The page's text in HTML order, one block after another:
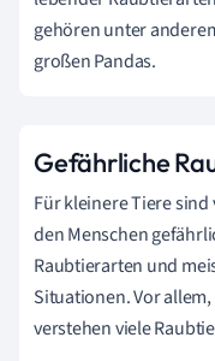
gehören unter
großen Pandas.
Gefährliche
Für kleinere Tiere
den Menschen
Raubtierarten und
Situationen. Vor
verstehen viele